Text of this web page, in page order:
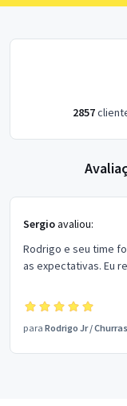
2857
Sergioavaliou:
Rodrigo e seu time foi
as
para Rodrigo Jr/